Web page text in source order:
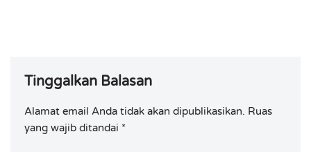
Tinggalkan Balasan
Alamat email Anda tidak akan dipublikasikan. Ruas
yang wajib ditandai *